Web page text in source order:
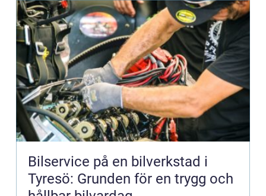
Bilservice på en bilverkstad i
Tyresö: Grunden för en trygg och